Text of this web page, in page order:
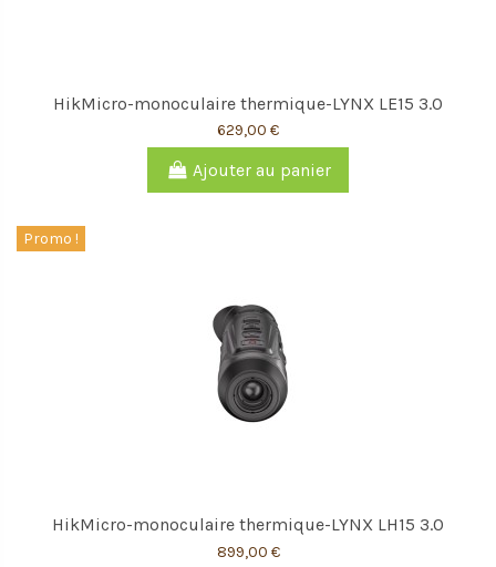
HikMicro-monoculaire thermique-LYNX LE15 3.0
629,00 €
Ajouter au panier
Promo !
HikMicro-monoculaire thermique-LYNX LH15 3.0
899,00 €